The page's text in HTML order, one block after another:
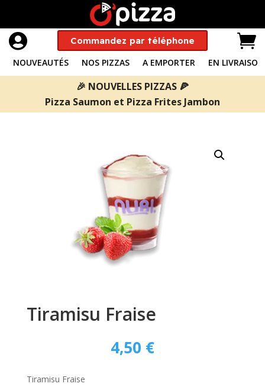
 Commandez par téléphone 
NOUVEAUTÉS NOS PIZZAS A EMPORTER EN LIVRAISON
🎉 NOUVELLES PIZZAS 🍕
Pizza Saumon et Pizza Frites Jambon
Tiramisu Fraise
4,50 €
Tiramisu Fraise